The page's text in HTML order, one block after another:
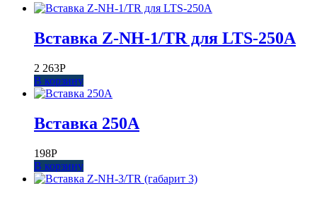
Вставка Z-NH-1/TR для LTS-250A
2 263Р
В корзину
Вставка 250А
198Р
В корзину